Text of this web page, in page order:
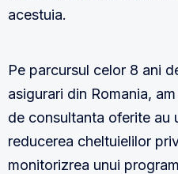
acestuia.
Pe parcursul celor 8 ani
asigurari din Romania,
de consultanta oferite au
reducerea cheltuielilor
monitorizrea unui